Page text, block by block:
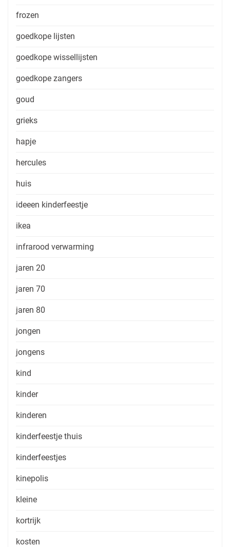
frozen
goedkope lijsten
goedkope wissellijsten
goedkope zangers
goud
grieks
hapje
hercules
huis
ideeen kinderfeestje
ikea
infrarood verwarming
jaren 20
jaren 70
jaren 80
jongen
jongens
kind
kinder
kinderen
kinderfeestje thuis
kinderfeestjes
kinepolis
kleine
kortrijk
kosten